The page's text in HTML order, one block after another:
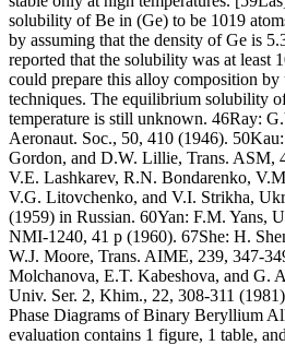
solubility of Be in (Ge) to be 1019
by assuming that the density of Ge is
reported that the solubility was at least
could prepare this alloy composition
techniques. The equilibrium solubility
temperature is still unknown. 46Ray:
Aeronaut. Soc., 50, 410 (1946).
Gordon, and D.W. Lillie, Trans. ASM,
V.E. Lashkarev, R.N. Bondarenko,
V.G. Litovchenko, and V.I. Strikha,
(1959) in Russian. 60Yan: F.M. Yans,
NMI-1240, 41 p (1960). 67She: H.
W.J. Moore, Trans. AIME, 239, 347-
Molchanova, E.T. Kabeshova, and G.
Univ. Ser. 2, Khim., 22, 308-311
Phase Diagrams of Binary Beryllium
evaluation contains 1 figure, 1 table,